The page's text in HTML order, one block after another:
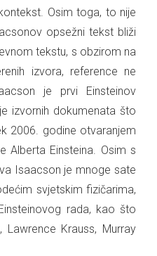
Osim toga, to nije
opsežni tekst bliži
tekstu, s obzirom na
izvora, reference ne
je prvi Einsteinov
izvornih dokumenata što
2006. godine otvaranjem
Alberta Einsteina. Osim s
Isaacson je mnoge sate
svjetskim fizičarima,
rada, kao što
Lawrence Krauss, Murray